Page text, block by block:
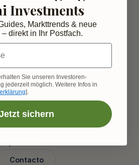
inversión
a largo plazo?
lugar para
raíces?
más preguntas?
apoyo y asesoramiento
Contacto
Investments
Markttrends & neue
– direkt in Ihr Postfach.
Sie unseren Investoren-
jederzeit möglich. Weitere Infos in
].
sichern